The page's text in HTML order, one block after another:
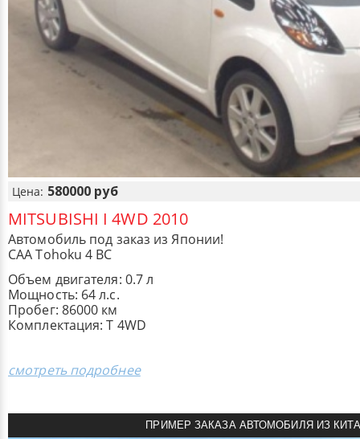
Цена: 580000 руб
MITSUBISHI I 4WD 2010
Автомобиль под заказ из Японии!
CAA Tohoku 4 BC
Объем двигателя: 0.7 л
Мощность: 64 л.с.
Пробег: 86000 км
Комплектация: T 4WD
смотреть подробнее
ПРИМЕР ЗАКАЗА АВТОМОБИЛЯ ИЗ